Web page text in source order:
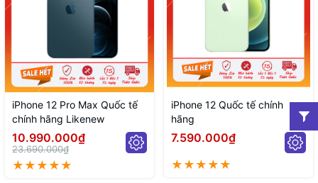
iPhone 12 Pro Max Quốc tế
chính hãng Likenew
10.990.000₫
23.690.000₫
iPhone 12 Quốc tế chính
hãng
7.590.000₫